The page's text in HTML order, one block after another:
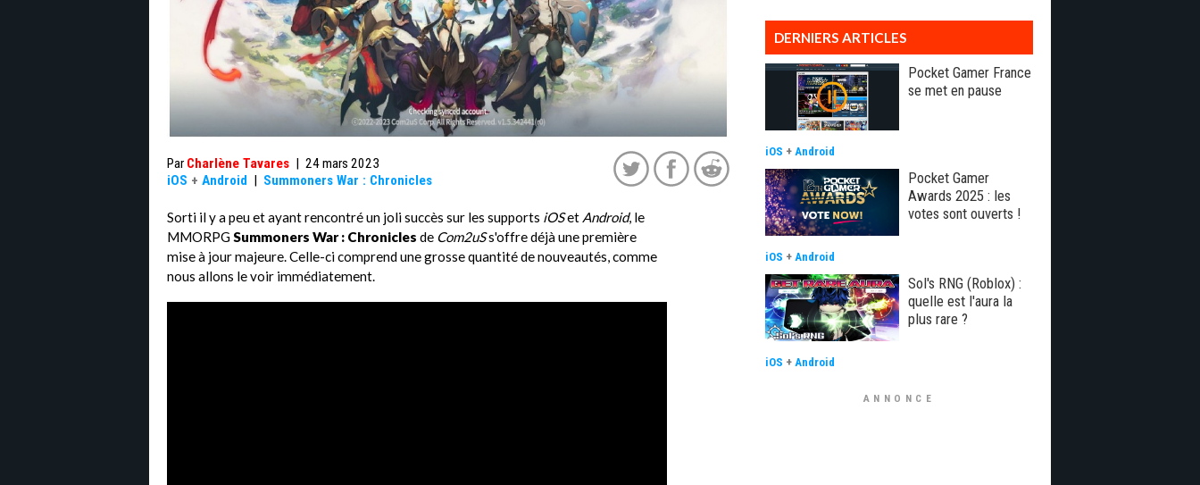
Par Charlène Tavares | 24 mars 2023
iOS + Android | Summoners War : Chronicles
Sorti il y a peu et ayant rencontré un joli succès sur les supports iOSet Android, le
MMORPGSummoners War : Chronicles de Com2uSs'offre déjà une première
mise à jour majeure. Celle-ci comprend une grosse quantité de nouveautés, comme
nous allons le voir immédiatement.
DERNIERS ARTICLES
Pocket Gamer France
se met en pause
iOS + Android
Pocket Gamer
Awards 2025 : les
votes sont ouverts !
iOS + Android
Sol's RNG (Roblox) :
quelle est l'aura la
plus rare ?
iOS + Android
ANNONCE